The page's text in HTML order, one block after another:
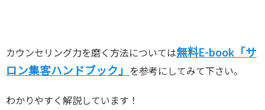
カウンセリング力を磨く方法については無料E-book「サ
ロン集客ハンドブック」
を参考にしてみて下さい。
わかりやすく解説しています！